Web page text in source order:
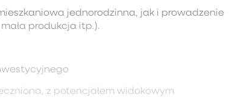
jednorodzinna, jak i prowadzenie
produkcja itp.).
z potencjałem widokowym